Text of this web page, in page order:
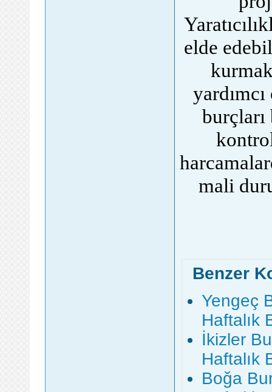
elde
burçları
mali
Benzer
Yengeç
Haftalık
İkizler
Haftalık
Boğa